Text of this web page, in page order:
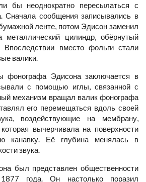
бы неоднократно пересылаться с
Сначала сообщения записывались в
ленте, потом Эдисон заменил
цилиндр, обёрнутый
Впоследствии вместо фольги стали
валики.
фонографа Эдисона заключается в
с помощью иглы, связанной с
механизм вращал валик фонографа
его перемещаться вдоль своей
воздействующие на мембрану,
вычерчивала на поверхности
канавку. Её глубина менялась в
звука.
был представлен общественности
года. Он настолько поразил